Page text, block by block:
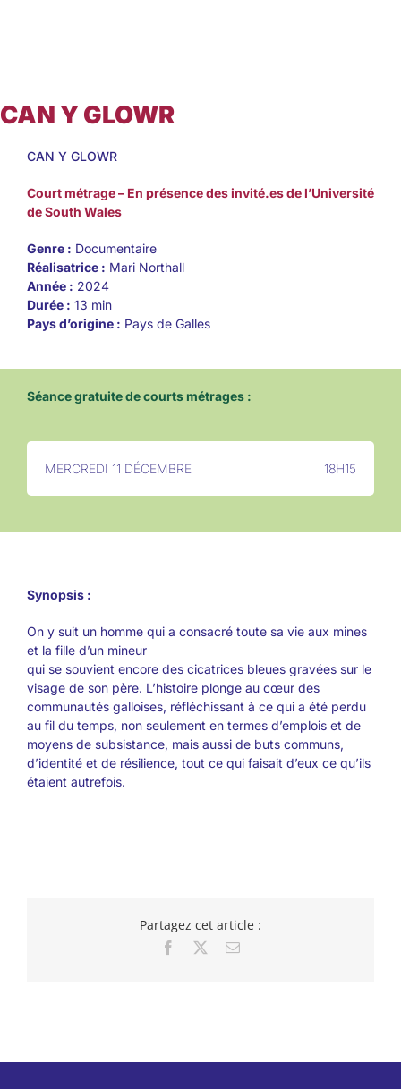
CAN Y GLOWR
CAN Y GLOWR
Court métrage – En présence des invité.es de l’Université
de South Wales
Genre : Documentaire
Réalisatrice : Mari Northall
Année : 2024
Durée : 13 min
Pays d’origine : Pays de Galles
Séance gratuitede courts métrages :
MERCREDI 11 DÉCEMBRE 18H15
Synopsis :
On y suit un homme qui a consacré toute sa vie aux mines
et la fille d’un mineur
qui se souvient encore des cicatrices bleues gravées sur le
visage de son père. L’histoire plonge au cœur des
communautés galloises, réfléchissant à ce qui a été perdu
au fil du temps, non seulement en termes d’emplois et de
moyens de subsistance, mais aussi de buts communs,
d’identité et de résilience, tout ce qui faisait d’eux ce qu’ils
étaient autrefois.
Partagez cet article :
Facebook Email